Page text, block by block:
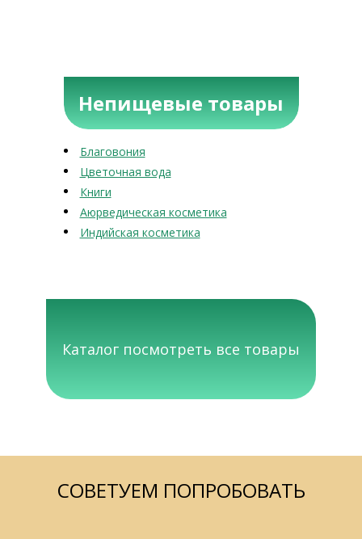
Непищевые товары
Благовония
Цветочная вода
Книги
Аюрведическая косметика
Индийская косметика
Каталог посмотреть все товары
СОВЕТУЕМ ПОПРОБОВАТЬ